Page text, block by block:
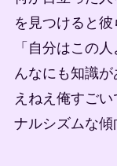
を見つけると彼
「自分はこの
んなにも知識
えねえ俺すごい
ナルシズムな傾